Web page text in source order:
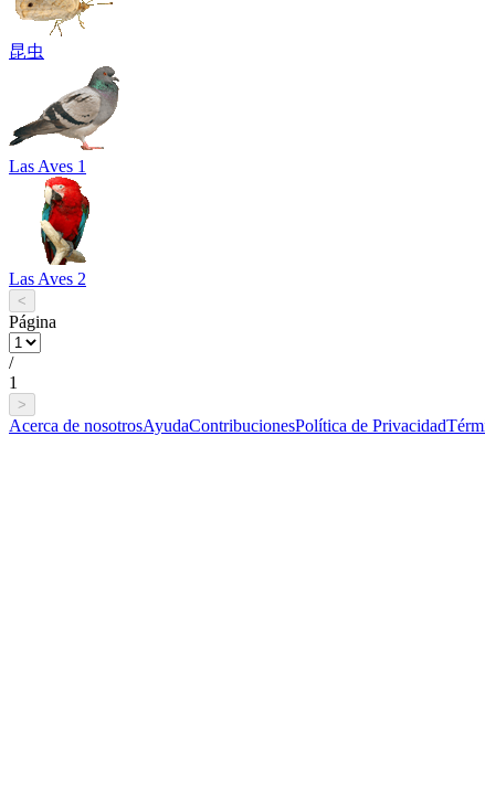
昆虫
Las Aves 1
Las Aves 2
<
Página
/
1
>
Acerca de nosotrosAyudaContribucionesPolítica de Privacidad